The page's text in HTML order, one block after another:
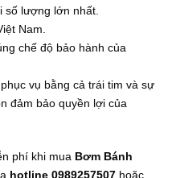
số lượng lớn nhất.
Nam.
chế độ bảo hành của
vụ bằng cả trái tim và sự
đảm bảo quyền lợi của
phí khi mua Bơm Bánh
hotline 0989257507 hoặc